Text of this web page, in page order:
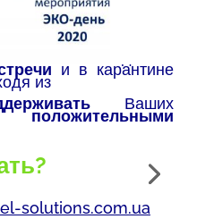
и на сейчас, если
осени.
нарушать
можно делать
и в карантине
из
Ваших
solutions.com.ua